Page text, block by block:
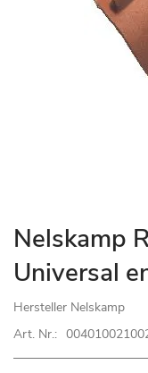
Zum
Anfang
der
springen
Nelskamp
Universal
Hersteller Nelskamp
Art. Nr.: